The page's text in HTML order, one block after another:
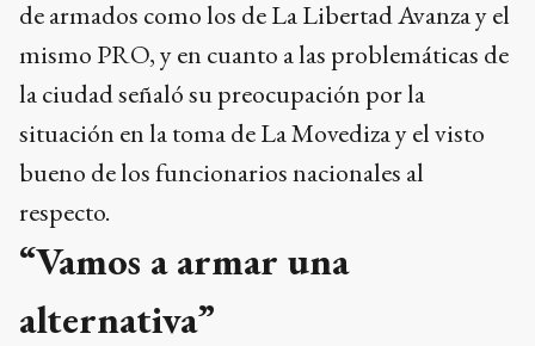
de armados como los de La Libertad Avanza y el
mismo PRO, y en cuanto a las problemáticas de
la ciudad señaló su preocupación por la
situación en la toma de La Movediza y el visto
bueno de los funcionarios nacionales al
respecto.
“Vamos a armar una
alternativa”